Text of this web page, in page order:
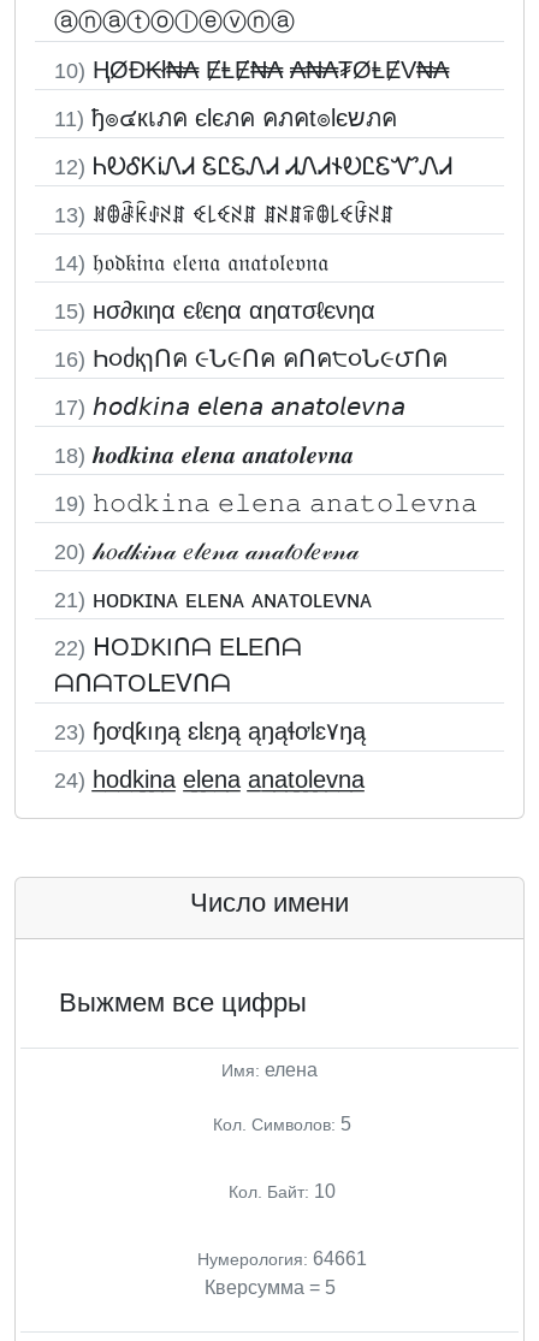
ⓐⓝⓐⓣⓞⓛⓔⓥⓝⓐ
10) ⱧØĐ₭ł₦₳ ɆⱠɆ₦₳ ₳₦₳₮ØⱠɆV₦₳
11) ђ๏๔кเภค єlєภค คภคt๏lєשภค
12) ᏂᎧᎴᏦᎥᏁᏗ ᏋᏝᏋᏁᏗ ᏗᏁᏗ𐐆ᎧᏝᏋᏉᏁᏗ
13) ꍩꂦꂠꀗꂑꋊꁲ ꈼ꒒ꈼꋊꁲ ꁲꋊꁲꋖꂦ꒒ꈼꀰꋊꁲ
14) 𝔥𝔬𝔡𝔨𝔦𝔫𝔞 𝔢𝔩𝔢𝔫𝔞 𝔞𝔫𝔞𝔱𝔬𝔩𝔢𝔳𝔫𝔞
15) нσ∂кιηα єℓєηα αηαтσℓєνηα
16) Һ૦ძқɿՈค ૯Ն૯Ոค คՈค੮૦Ն૯౮Ոค
17) 𝘩𝘰𝘥𝘬𝘪𝘯𝘢 𝘦𝘭𝘦𝘯𝘢 𝘢𝘯𝘢𝘵𝘰𝘭𝘦𝘷𝘯𝘢
18) 𝒉𝒐𝒅𝒌𝒊𝒏𝒂 𝒆𝒍𝒆𝒏𝒂 𝒂𝒏𝒂𝒕𝒐𝒍𝒆𝒗𝒏𝒂
19) 𝚑𝚘𝚍𝚔𝚒𝚗𝚊 𝚎𝚕𝚎𝚗𝚊 𝚊𝚗𝚊𝚝𝚘𝚕𝚎𝚟𝚗𝚊
20) 𝒽𝑜𝒹𝓀𝒾𝓃𝒶 𝑒𝓁𝑒𝓃𝒶 𝒶𝓃𝒶𝓉𝑜𝓁𝑒𝓋𝓃𝒶
21) ʜᴏᴅᴋɪɴᴀ ᴇʟᴇɴᴀ ᴀɴᴀᴛᴏʟᴇᴠɴᴀ
22) ᕼOᗪKIᑎᗩ EᒪEᑎᗩ
ᗩᑎᗩTOᒪEᐯᑎᗩ
23) ɧơɖƙıŋą ɛƖɛŋą ąŋąɬơƖɛ۷ŋą
24) h̲o̲d̲k̲i̲n̲a̲ e̲l̲e̲n̲a̲ a̲n̲a̲t̲o̲l̲e̲v̲n̲a̲
Число имени
Выжмем все цифры
Имя: елена
Кол. Символов: 5
Кол. Байт: 10
Нумерология: 64661
Кверсумма = 5